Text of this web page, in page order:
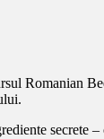
Romanian
secrete –